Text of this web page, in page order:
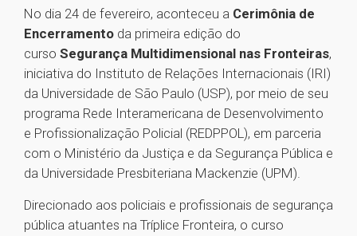
No dia 24 de fevereiro, aconteceu a Cerimônia de
Encerramento da primeira edição do
curso Segurança Multidimensional nas Fronteiras,
iniciativa do Instituto de Relações Internacionais (IRI)
da Universidade de São Paulo (USP), por meio de seu
programa Rede Interamericana de Desenvolvimento
e Profissionalização Policial (REDPPOL), em parceria
com o Ministério da Justiça e da Segurança Pública e
da Universidade Presbiteriana Mackenzie (UPM).
Direcionado aos policiais e profissionais de segurança
pública atuantes na Tríplice Fronteira, o curso